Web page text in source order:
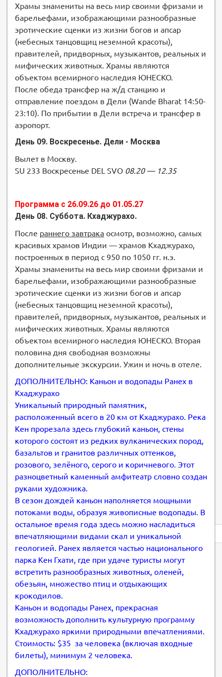
Храмы знамениты на весь мир своими фризами и
барельефами, изображающими разнообразные
эротические сценки из жизни богов и апсар
(небесных танцовщиц неземной красоты),
правителей, придворных, музыкантов, реальных и
мифических животных. Храмы являются
объектом всемирного наследия ЮНЕСКО.
После обеда трансфер на ж/д станцию и
отправление поездом в Дели (Wande Bharat 14:50-
23:10). По прибытии в Дели встреча и трансфер в
аэропорт.
День 09. Воскресенье. Дели - Москва
Вылет в Москву.
SU 233 Воскресенье DEL SVO 08.20 — 12.35
Программа с 26.09.26 до 01.05.27
День 08. Суббота. Кхаджурахо.
После раннего завтрака осмотр, возможно, самых
красивых храмов Индии — храмов Кхаджурахо,
построенных в период с 950 по 1050 гг. н.э.
Храмы знамениты на весь мир своими фризами и
барельефами, изображающими разнообразные
эротические сценки из жизни богов и апсар
(небесных танцовщиц неземной красоты),
правителей, придворных, музыкантов, реальных и
мифических животных. Храмы являются
объектом всемирного наследия ЮНЕСКО. Вторая
половина дня свободная возможны
дополнительные экскурсии. Ужин и ночь в отеле.
ДОПОЛНИТЕЛЬНО: Каньон и водопады Ранех в
Кхаджурахо
Уникальный природный памятник,
расположенный всего в 20 км от Кхаджурахо. Река
Кен прорезала здесь глубокий каньон, стены
которого состоят из редких вулканических пород,
базальтов и гранитов различных оттенков,
розового, зелёного, серого и коричневого. Этот
разноцветный каменный амфитеатр словно создан
руками художника.
В сезон дождей каньон наполняется мощными
потоками воды, образуя живописные водопады. В
остальное время года здесь можно насладиться
впечатляющими видами скал и уникальной
геологией. Ранех является частью национального
парка Кен Гхати, где при удаче туристы могут
встретить разнообразных животных, оленей,
обезьян, множество птиц и отдыхающих
крокодилов.
Каньон и водопады Ранех, прекрасная
возможность дополнить культурную программу
Кхаджурахо яркими природными впечатлениями.
Стоимость: $35 за человека (включая входные
билеты), минимум 2 человека.
ДОПОЛНИТЕЛЬНО:
notice